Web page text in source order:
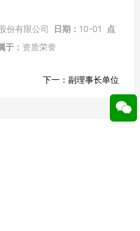
份有限公司 日期： 10-01
点
于： 资质荣誉
下一： 副理事长单位